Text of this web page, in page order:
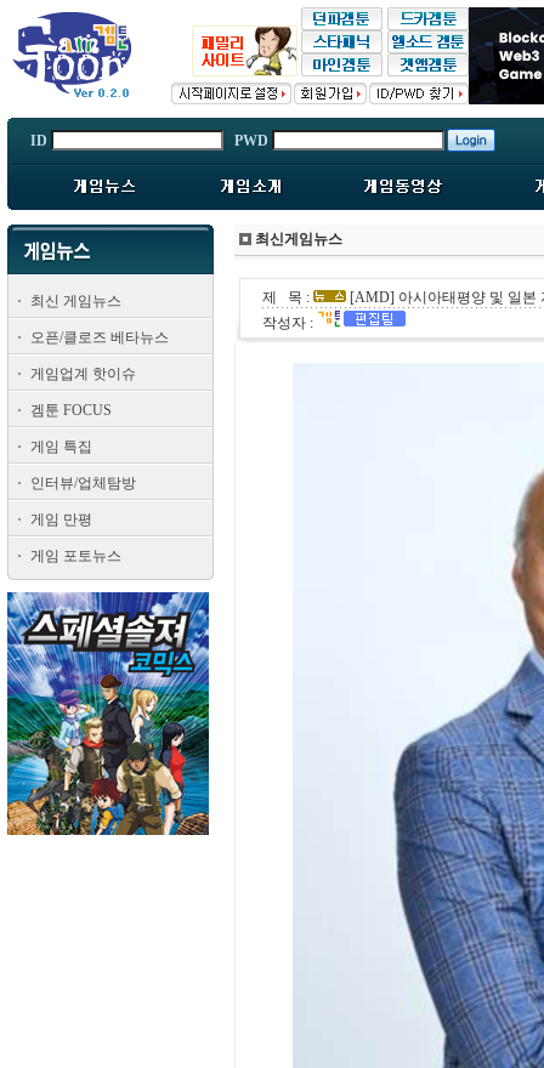
ID PWD
최신 게임뉴스
오픈/클로즈 베타뉴스
게임업계 핫이슈
겜툰 FOCUS
게임 특집
인터뷰/업체탐방
게임 만평
게임 포토뉴스
최신게임뉴스
제 목 :
[AMD] 아시아태평양 및 일본
작성자 :